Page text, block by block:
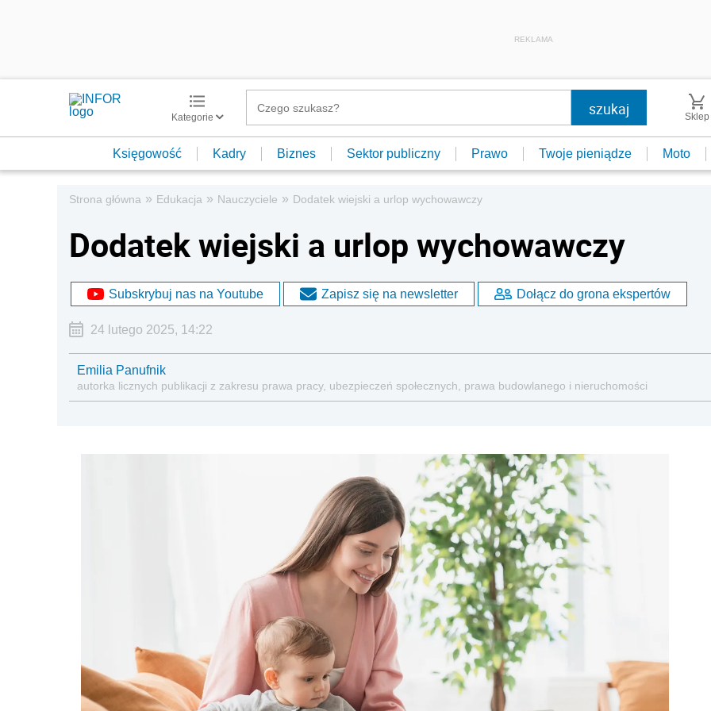
REKLAMA
Kategorie Sklep
Księgowość Kadry Biznes Sektor publiczny Prawo Twoje pieniądze Moto
Strona główna » Edukacja » Nauczyciele » Dodatek wiejski a urlop wychowawczy
Dodatek wiejski a urlop wychowawczy
Subskrybuj nas na Youtube Zapisz się na newsletter Dołącz do grona ekspertów
24 lutego 2025, 14:22
Emilia Panufnik
autorka licznych publikacji z zakresu prawa pracy, ubezpieczeń społecznych, prawa budowlanego i nieruchomości